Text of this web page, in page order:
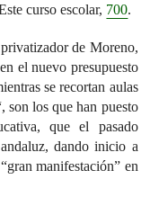
curso escolar, 700.
de Moreno,
el nuevo presupuesto
se recortan aulas
son los que han puesto
que el pasado
dando inicio a
manifestación” en